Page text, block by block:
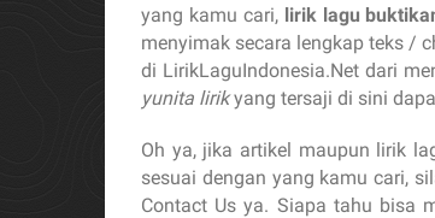
yang kamu cari, lirik lagu
menyimak secara lengkap teks /
di LirikLaguIndonesia.Net dari
yunita lirikyang tersaji di sini
Oh ya, jika artikel maupun lirik
sesuai dengan yang kamu cari,
Contact Us ya. Siapa tahu bisa